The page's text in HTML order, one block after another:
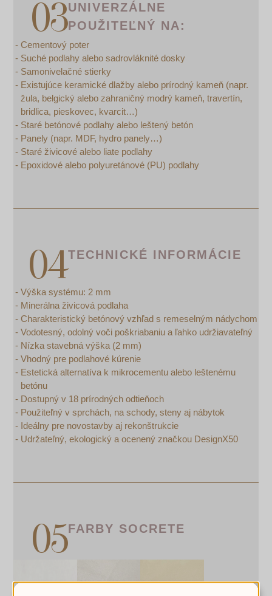
UNIVERZÁLNE
POUŽITEĽNÝ NA:
Cementový poter
Suché podlahy alebo sadrovláknité dosky
Samonivelačné stierky
Existujúce keramické dlažby alebo prírodný kameň (napr.
žula, belgický alebo zahraničný modrý kameň, travertín,
bridlica, pieskovec, kvarcit…)
Staré betónové podlahy alebo leštený betón
Panely (napr. MDF, hydro panely…)
Staré živicové alebo liate podlahy
Epoxidové alebo polyuretánové (PU) podlahy
TECHNICKÉ INFORMÁCIE
Výška systému: 2 mm
Minerálna živicová podlaha
Charakteristický betónový vzhľad s remeselným nádychom
Vodotesný, odolný voči poškriabaniu a ľahko udržiavateľný
Nízka stavebná výška (2 mm)
Vhodný pre podlahové kúrenie
Estetická alternatíva k mikrocementu alebo leštenému
betónu
Dostupný v 18 prírodných odtieňoch
Použiteľný v sprchách, na schody, steny aj nábytok
Ideálny pre novostavby aj rekonštrukcie
Udržateľný, ekologický a ocenený značkou DesignX50
FARBY SOCRETE